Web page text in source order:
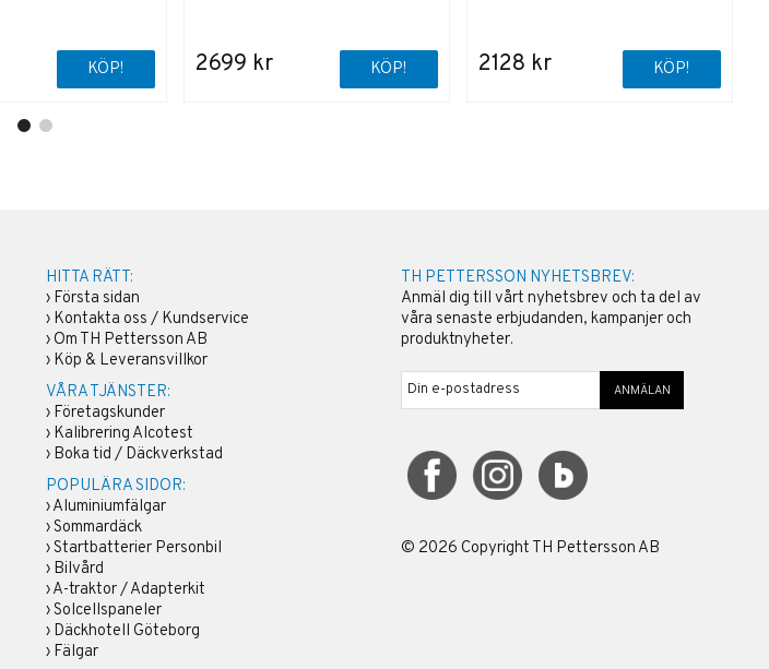
KÖP! 2699 kr KÖP! 2128 kr KÖP!
HITTA RÄTT:
› Första sidan
› Kontakta oss / Kundservice
› Om TH Pettersson AB
› Köp & Leveransvillkor
VÅRA TJÄNSTER:
› Företagskunder
› Kalibrering Alcotest
› Boka tid / Däckverkstad
POPULÄRA SIDOR:
›Aluminiumfälgar
›Sommardäck
›Startbatterier Personbil
› Bilvård
›A-traktor / Adapterkit
›Solcellspaneler
› Däckhotell Göteborg
› Fälgar
TH PETTERSSON NYHETSBREV:
Anmäl dig till vårt nyhetsbrev och ta del av
våra senaste erbjudanden, kampanjer och
produktnyheter.
ANMÄLAN
© 2026 Copyright TH Pettersson AB